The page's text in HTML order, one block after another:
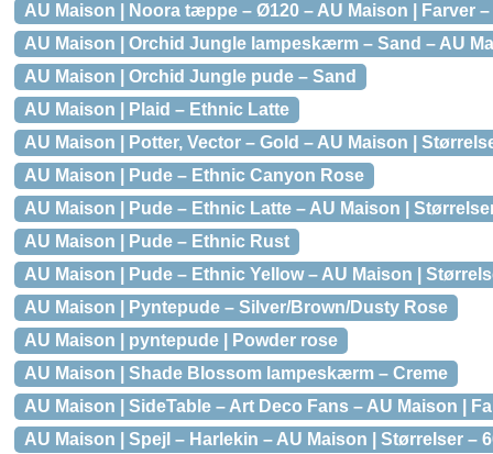
AU Maison | Noora tæppe – Ø120 – AU Maison | Farver
AU Maison | Orchid Jungle lampeskærm – Sand – AU
AU Maison | Orchid Jungle pude – Sand
AU Maison | Plaid – Ethnic Latte
AU Maison | Potter, Vector – Gold – AU Maison |
AU Maison | Pude – Ethnic Canyon Rose
AU Maison | Pude – Ethnic Latte – AU Maison |
AU Maison | Pude – Ethnic Rust
AU Maison | Pude – Ethnic Yellow – AU Maison |
AU Maison | Pyntepude – Silver/Brown/Dusty Rose
AU Maison | pyntepude | Powder rose
AU Maison | Shade Blossom lampeskærm – Creme
AU Maison | SideTable – Art Deco Fans – AU Maison |
AU Maison | Spejl – Harlekin – AU Maison | Størrelser –